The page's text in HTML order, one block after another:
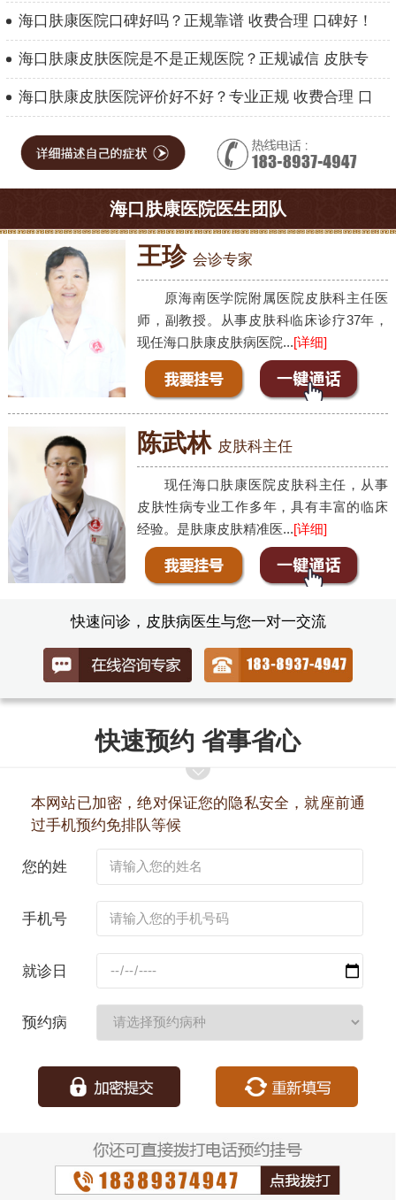
海口肤康医院口碑好吗？正规靠谱 收费合理 口碑好！
海口肤康皮肤医院是不是正规医院？正规诚信 皮肤专
海口肤康皮肤医院评价好不好？专业正规 收费合理 口
海口肤康医院医生团队
王珍 会诊专家
原海南医学院附属医院皮肤科主任医
师，副教授。从事皮肤科临床诊疗37年，
现任海口肤康皮肤病医院...[详细]
陈武林 皮肤科主任
现任海口肤康医院皮肤科主任，从事
皮肤性病专业工作多年，具有丰富的临床
经验。是肤康皮肤精准医...[详细]
快速问诊，皮肤病医生与您一对一交流
快速预约 省事省心
本网站已加密，绝对保证您的隐私安全，就座前通
过手机预约免排队等候
您的姓
手机号
就诊日
预约病